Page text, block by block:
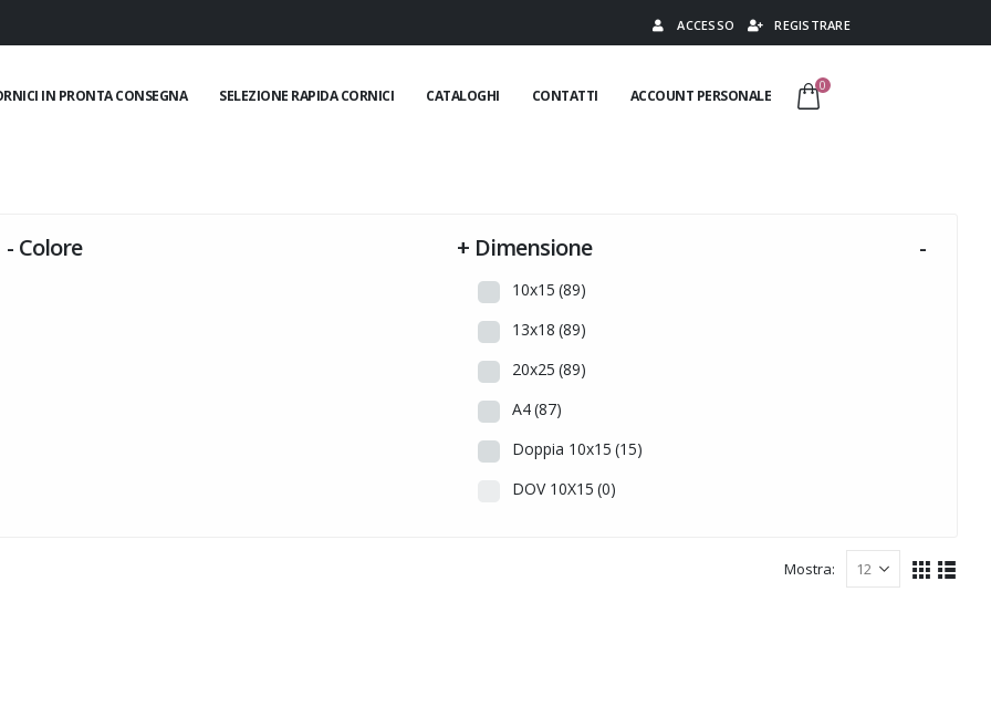
ACCESSO REGISTRARE
IN PRONTA CONSEGNA SELEZIONE RAPIDA CORNICI CATALOGHI CONTATTI ACCOUNT PERSONALE
0
- Colore + Dimensione -
10x15 (89)
13x18 (89)
20x25 (89)
A4(87)
Doppia 10x15 (15)
DOV 10X15 (0)
Mostra: